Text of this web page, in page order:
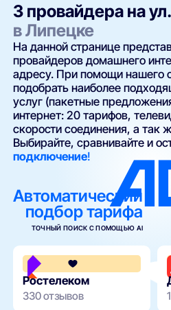
3 провайдера на
в Липецке
На данной странице
провайдеров домашнего
адресу. При помощи нашего
подобрать наиболее
услуг (пакетные
интернет: 20 тарифов,
скорости соединения, а так
Выбирайте, сравнивайте и
подключение!
Автоматический
подбор тарифа
ТОЧНЫЙ ПОИСК С ПОМОЩЬЮ AI
Ростелеком
330 отзывов